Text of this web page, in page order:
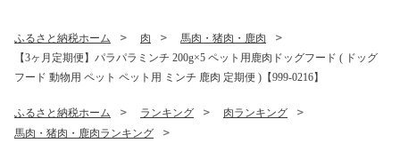
ふるさと納税ホーム 肉
馬肉・猪肉・鹿肉
【3ヶ月定期便】パラパラミンチ 200g×5 ペット用鹿肉ドッグフード ( ドッグ
フード 動物用 ペット ペット用 ミンチ 鹿肉 定期便 )【999-0216】
ふるさと納税ホーム ランキング
肉ランキング
馬肉・猪肉・鹿肉ランキング